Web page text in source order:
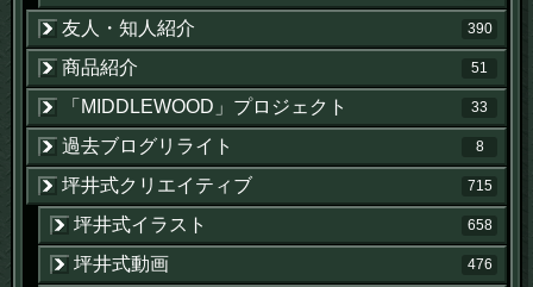
友人・知人紹介 390
商品紹介 51
「MIDDLEWOOD」プロジェクト 33
過去ブログリライト 8
坪井式クリエイティブ 715
坪井式イラスト 658
坪井式動画 476